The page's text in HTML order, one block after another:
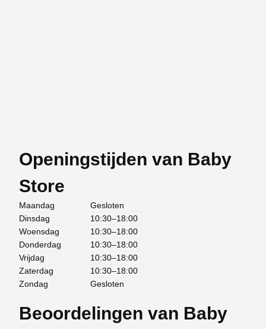
Openingstijden van Baby
Store
Maandag
Gesloten
Dinsdag
10:30–18:00
Woensdag
10:30–18:00
Donderdag
10:30–18:00
Vrijdag
10:30–18:00
Zaterdag
10:30–18:00
Zondag
Gesloten
Beoordelingen van Baby